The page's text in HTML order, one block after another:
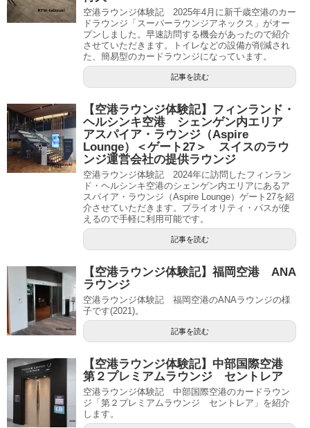
空港ラウンジ体験記 2025年4月に新千歳空港のカー
ドラウンジ「スーパーラウンジアネックス」がオー
プンしました。早速訪問する機会があったので紹介
させていただきます。トイレなどの設備が削減され
た、簡易型のカードラウンジになっています。
記事を読む
【空港ラウンジ体験記】フィンランド・
ヘルシンキ空港 シェンゲン内エリア
アスパイア・ラウンジ（Aspire
Lounge）＜ゲート27＞ スイスのラウ
ンジ運営会社の提供ラウンジ
空港ラウンジ体験記 2024年に訪問したフィンラン
ド・ヘルシンキ空港のシェンゲン内エリアにあるア
スパイア・ラウンジ（Aspire Lounge）ゲート27を紹
介させていただきます。プライオリティ・パスが使
えるので手軽に利用可能です。
記事を読む
【空港ラウンジ体験記】福岡空港 ANA
ラウンジ
空港ラウンジ体験記 福岡空港のANAラウンジの様
子です(2021)。
記事を読む
【空港ラウンジ体験記】中部国際空港
第２プレミアムラウンジ セントレア
空港ラウンジ体験記 中部国際空港のカードラウン
ジ「第２プレミアムラウンジ セントレア」を紹介
します。